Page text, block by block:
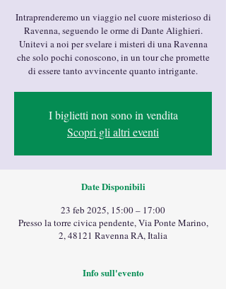
Intraprenderemo un viaggio nel cuore misterioso di
Ravenna, seguendo le orme di Dante Alighieri.
Unitevi a noi per svelare i misteri di una Ravenna
che solo pochi conoscono, in un tour che promette
di essere tanto avvincente quanto intrigante.
I biglietti non sono in vendita
Scopri gli altri eventi
Date Disponibili
23 feb 2025, 15:00 – 17:00
Presso la torre civica pendente, Via Ponte Marino,
2, 48121 Ravenna RA, Italia
Info sull'evento